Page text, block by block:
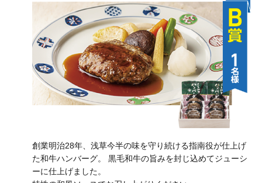
創業明治28年、浅草今半の味を守り続ける指南役が仕上げ
た和牛ハンバーグ。 黒毛和牛の旨みを封じ込めてジューシ
ーに仕上げました。